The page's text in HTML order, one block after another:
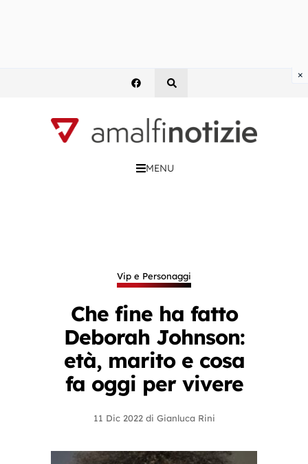
MENU
Vip e Personaggi
Che fine ha fatto
Deborah Johnson:
età, marito e cosa
fa oggi per vivere
11 Dic 2022 di Gianluca Rini
×